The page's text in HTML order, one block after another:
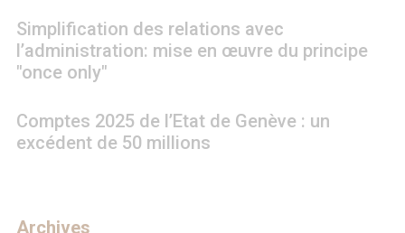
Simplification des relations avec
l’administration: mise en œuvre du principe
"once only"
Comptes 2025 de l’Etat de Genève : un
excédent de 50 millions
Archives